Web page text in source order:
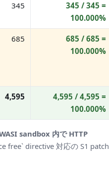
345
345 / 345 =
100.000%
685
685 / 685 =
100.000%
4,595
4,595 / 4,595 =
100.000%
sandbox 内で HTTP
free` directive 対応の S1 patch